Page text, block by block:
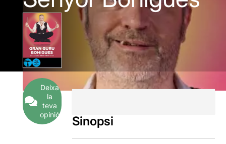
Deixa
la
teva
opinió
Sinopsi